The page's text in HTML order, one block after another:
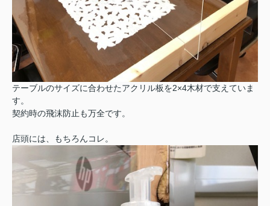
テーブルのサイズに合わせたアクリル板を2×4木材で支えていま
す。
契約時の飛沫防止も万全です。
店頭には、もちろんコレ。